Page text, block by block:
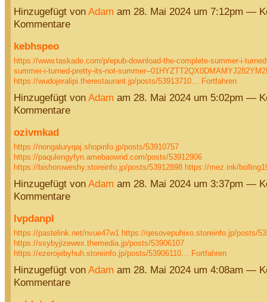
Hinzugefügt von Adam am 28. Mai 2024 um 7:12pm —
Kommentare
kebhspeo
https://www.taskade.com/p/epub-download-the-complete-summer-i-
summer-i-turned-pretty-its-not-summer--
https://wudojeralipi.therestaurant.jp/posts/53913710…
Fortfahren
Hinzugefügt von Adam am 28. Mai 2024 um 5:02pm —
Kommentare
ozivmkad
https://nongaluryqaj.shopinfo.jp/posts/53910757
https://paqulengyfyn.amebaownd.com/posts/53912906
https://bishoroweshy.storeinfo.jp/posts/53912898 https://mez.ink/
Hinzugefügt von Adam am 28. Mai 2024 um 3:37pm —
Kommentare
lvpdanpl
https://pastelink.net/nvue47w1 https://qesovepuhixo.storeinfo.jp/posts/
https://ssybyjizewex.themedia.jp/posts/53906107
https://ezerojebyhuh.storeinfo.jp/posts/53906110…
Fortfahren
Hinzugefügt von Adam am 28. Mai 2024 um 4:08am —
Kommentare